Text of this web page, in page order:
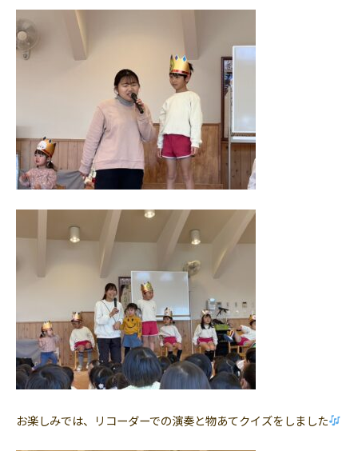
お楽しみでは、リコーダーでの演奏と物あてクイズをしました